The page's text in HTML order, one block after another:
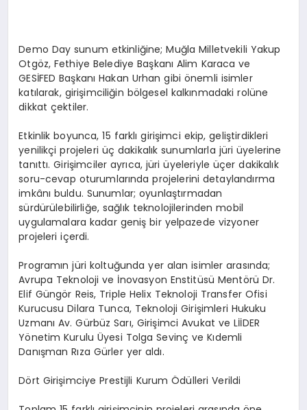
Demo Day sunum etkinliğine; Muğla Milletvekili Yakup
Otgöz, Fethiye Belediye Başkanı Alim Karaca ve
GESİFED Başkanı Hakan Urhan gibi önemli isimler
katılarak, girişimciliğin bölgesel kalkınmadaki rolüne
dikkat çektiler.
Etkinlik boyunca, 15 farklı girişimci ekip, geliştirdikleri
yenilikçi projeleri üç dakikalık sunumlarla jüri üyelerine
tanıttı. Girişimciler ayrıca, jüri üyeleriyle üçer dakikalık
soru-cevap oturumlarında projelerini detaylandırma
imkânı buldu. Sunumlar; oyunlaştırmadan
sürdürülebilirliğe, sağlık teknolojilerinden mobil
uygulamalara kadar geniş bir yelpazede vizyoner
projeleri içerdi.
Programın jüri koltuğunda yer alan isimler arasında;
Avrupa Teknoloji ve İnovasyon Enstitüsü Mentörü Dr.
Elif Güngör Reis, Triple Helix Teknoloji Transfer Ofisi
Kurucusu Dilara Tunca, Teknoloji Girişimleri Hukuku
Uzmanı Av. Gürbüz Sarı, Girişimci Avukat ve LİİDER
Yönetim Kurulu Üyesi Tolga Sevinç ve Kıdemli
Danışman Rıza Gürler yer aldı.
Dört Girişimciye Prestijli Kurum Ödülleri Verildi